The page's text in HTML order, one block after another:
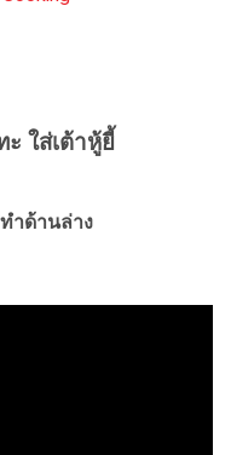
ใส่เต้าหู้ยี้
ำด้านล่าง